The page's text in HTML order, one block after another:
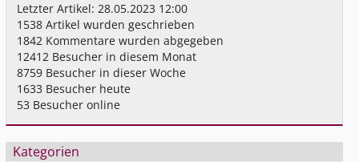
Letzter Artikel:28.05.2023 12:00
1538 Artikel wurden geschrieben
1842 Kommentare wurden abgegeben
12412 Besucher in diesem Monat
8759 Besucher in dieser Woche
1633 Besucher heute
53 Besucher online
Kategorien